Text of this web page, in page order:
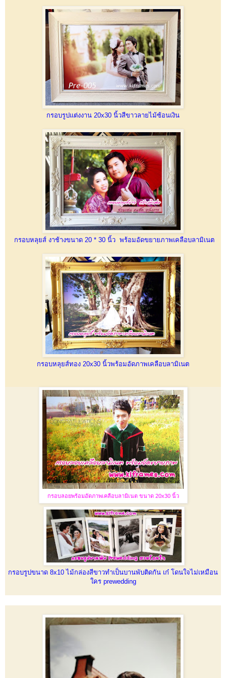
กรอบรูปแต่งงาน 20x30 นิ้วสีขาวลายไม้ซ้อนเงิน
กรอบหลุยส์ งาช้างขนาด 20 * 30 นิ้ว พร้อมอัดขยายภาพเคลือบลามิเนต
กรอบหลุยส์ทอง 20x30 นิ้วพร้อมอัดภาพเคลือบลามิเนต
กรอบลอยพร้อมอัดภาพเคลือบลามิเนต ขนาด 20x30 นิ้ว
กรอบรูปขนาด 8x10 ไม้กล่องสีขาวทำเป็นบานพับติดกัน เก๋ โดนใจไม่เหมือน
ใคร prewedding